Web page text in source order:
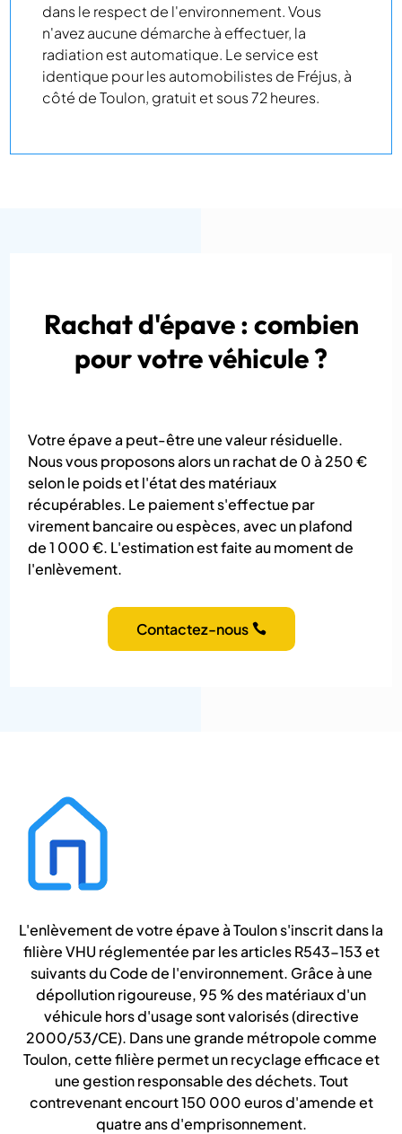
dans le respect de l'environnement. Vous
n'avez aucune démarche à effectuer, la
radiation est automatique. Le service est
identique pour les automobilistes de Fréjus, à
côté de Toulon, gratuit et sous 72 heures.
Rachat d'épave : combien
pour votre véhicule ?
Votre épave a peut-être une valeur résiduelle.
Nous vous proposons alors un rachat de 0 à 250 €
selon le poids et l'état des matériaux
récupérables. Le paiement s'effectue par
virement bancaire ou espèces, avec un plafond
de 1 000 €. L'estimation est faite au moment de
l'enlèvement.
Contactez-nous
L'enlèvement de votre épave à Toulon s'inscrit dans la
filière VHU réglementée par les articles R543-153 et
suivants du Code de l'environnement. Grâce à une
dépollution rigoureuse, 95 % des matériaux d'un
véhicule hors d'usage sont valorisés (directive
2000/53/CE). Dans une grande métropole comme
Toulon, cette filière permet un recyclage efficace et
une gestion responsable des déchets. Tout
contrevenant encourt 150 000 euros d'amende et
quatre ans d'emprisonnement.